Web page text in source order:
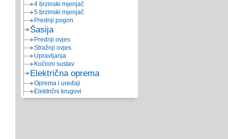
4 brzinski mjenjač
5 brzinski mjenjač
Prednji pogon
Šasija
Prednji ovjes
Stražnji ovjes
Upravljanja
Kočioni sustav
Električna oprema
Oprema i uređaji
Električni krugovi